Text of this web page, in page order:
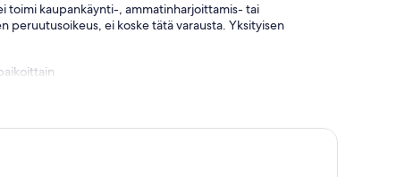
toimi kaupankäynti-, ammatinharjoittamis- tai
peruutusoikeus, ei koske tätä varausta. Yksityisen